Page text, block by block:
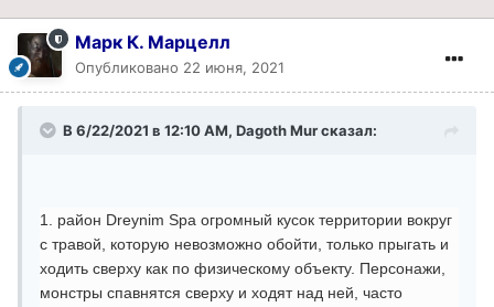
Марк К. Марцелл
Опубликовано 22 июня, 2021
В 6/22/2021 в 12:10 AM, Dagoth Mur сказал:
1. район Dreynim Spa огромный кусок территории вокруг
с травой, которую невозможно обойти, только прыгать и
ходить сверху как по физическому объекту. Персонажи,
монстры спавнятся сверху и ходят над ней, часто